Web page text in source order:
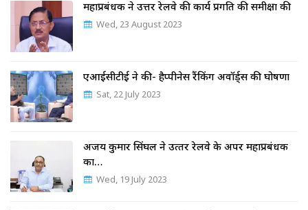
महाप्रबंधक ने उत्तर रेलवे की कार्य प्रगति की समीक्षा की
Wed, 23 August 2023
एआईसीटीई ने की- हैप्पीनेस रैंकिंग अवॉर्ड्स की घोषणा
Sat, 22 July 2023
अजय कुमार सिंघल ने उत्‍तर रेलवे के अपर महाप्रबंधक
का…
Wed, 19 July 2023